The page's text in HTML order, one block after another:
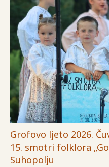
Grofovo ljeto 2026.
15. smotri folklora
Suhopolju